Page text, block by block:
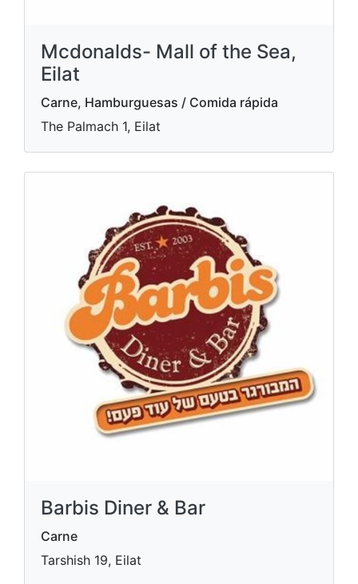
Mcdonalds- Mall of the Sea,
Eilat
Carne, Hamburguesas / Comida rápida
The Palmach 1, Eilat
Barbis Diner & Bar
Carne
Tarshish 19, Eilat